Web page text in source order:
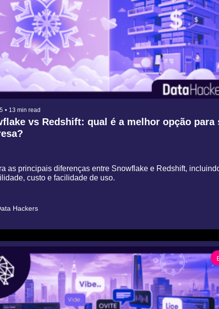
• 13 min read
vs Redshift: qual é a melhor opção para
as principais diferenças entre Snowflake e Redshift,
custo e facilidade de uso.
Hackers